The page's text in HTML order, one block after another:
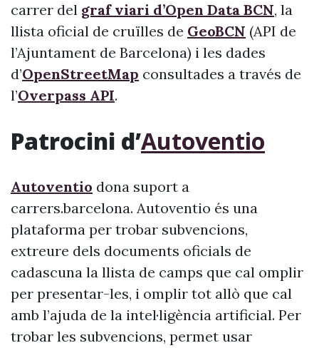
carrer del graf viari d’Open Data BCN, la
llista oficial de cruïlles de GeoBCN (API de
l’Ajuntament de Barcelona) i les dades
d’OpenStreetMap consultades a través de
l’Overpass API.
Patrocini d’Autoventio
Autoventio dona suport a
carrers.barcelona. Autoventio és una
plataforma per trobar subvencions,
extreure dels documents oficials de
cadascuna la llista de camps que cal omplir
per presentar-les, i omplir tot allò que cal
amb l’ajuda de la intel·ligència artificial. Per
trobar les subvencions, permet usar